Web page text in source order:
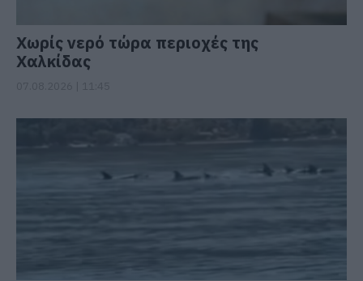
Χωρίς νερό τώρα περιοχές της
Χαλκίδας